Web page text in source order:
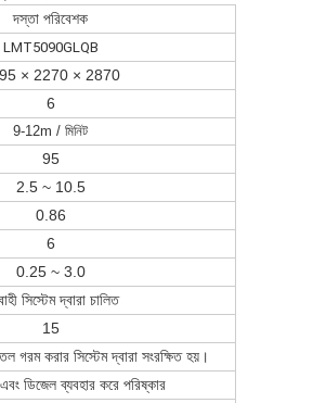
দস্তা পরিবেশক
LMT5090GLQB
× 2270 × 2870
6
9-12m / মিনিট
95
2.5 ~ 10.5
0.86
6
0.25 ~ 3.0
সিস্টেম দ্বারা চালিত
15
গরম করার সিস্টেম দ্বারা সংরক্ষিত হয়।
ডিজেল ব্যবহার করে পরিষ্কার